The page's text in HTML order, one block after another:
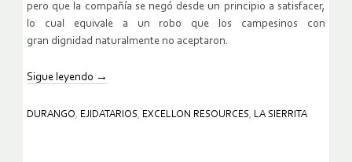
pero que la compañía se negó desde un principio a satisfacer,
lo cual equivale a un robo que los campesinos con
gran dignidad naturalmente no aceptaron.
Sigue leyendo →
DURANGO, EJIDATARIOS, EXCELLON RESOURCES, LA SIERRITA